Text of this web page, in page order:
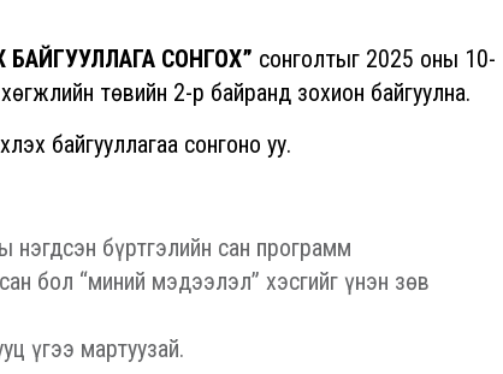
БАЙГУУЛЛАГА СОНГОХ” сонголтыг 2025 оны 10-
төвийн 2-р байранд зохион байгуулна.
байгууллагаа сонгоно уу.
бүртгэлийн сан программ
бол “миний мэдээлэл” хэсгийг үнэн зөв
үгээ мартуузай.